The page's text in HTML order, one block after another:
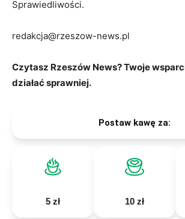
Sprawiedliwości.
redakcja@rzeszow-news.pl
Czytasz Rzeszów News? Twoje
działać sprawniej.
Postaw kawę za:
5 zł 10 zł